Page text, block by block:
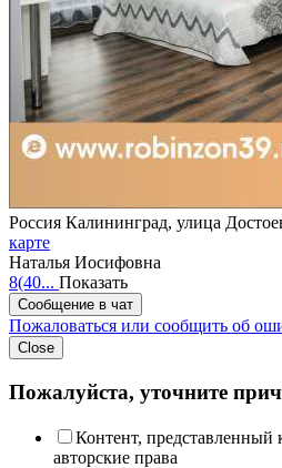
Россия Калининград, улица
карте
Наталья Иосифовна
8(40... Показать
Сообщение в чат
Пожаловаться или сообщить об
Close
Пожалуйста, уточните
Контент, представленный
авторские права